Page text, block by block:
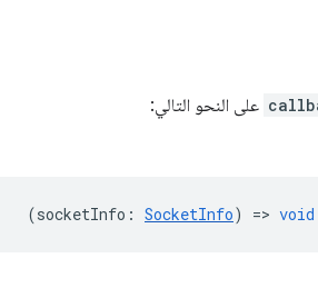
على النحو التالي:
(socketInfo : SocketInfo) => void